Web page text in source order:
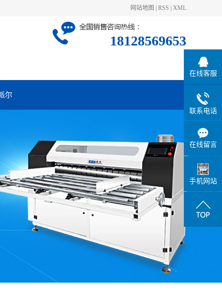
网站地图 RSS XML
18128569653
尔
在线客服
联系电话
在线留言
手机网站